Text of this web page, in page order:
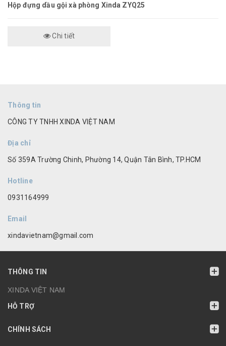
Hộp đựng dầu gội xà phòng Xinda ZYQ25
Chi tiết
Thông tin
CÔNG TY TNHH XINDA VIỆT NAM
Địa chỉ
Số 359A Trường Chinh, Phường 14, Quận Tân Bình, TP.HCM
Hotline
0931164999
Email
xindavietnam@gmail.com
THÔNG TIN
XINDA VIỆT NAM
HỖ TRỢ
CHÍNH SÁCH